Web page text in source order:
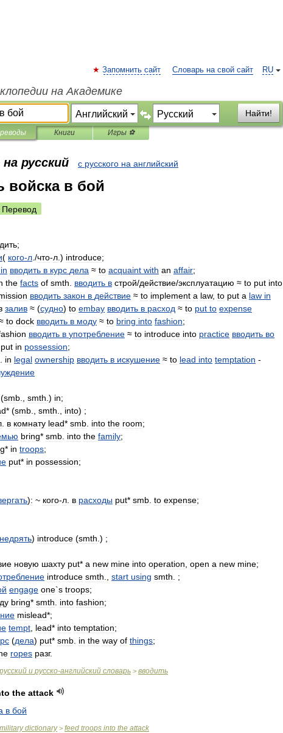
RU
Запомнить сайт Словарь на свой сайт
на Академике
Найти!
Книги Игры ⚽
русский с русского на английский
войска в бой
Перевод
;
( кого-л ./что-л .) introduce;
in вводить в курс дела ≈ to acquaint with an affair;
the facts of smth вводить в строй/действие/эксплуатацию ≈ to put into
вводить закон в действие ≈ to implement a law, to put a law in
залив ≈ (судно) to embay вводить в расход ≈ to put to expense
to dock вводить в моду ≈ to bring into fashion;
вводить в употребление ≈ to introduce into practice вводить во
put in possession;
in legal ownership вводить в искушение ≈ to lead into temptation -
smb smth .) in;
* (smb smth into) ;
в комнату lead* smb into the room;
bring* smb into the family;
* in troops;
put* in possession;
): ~ кого-л в расходы put* smb to expense;
) introduce (smth .) ;
новую шахту put* a new mine into operation open a new mine;
introduce smth start using smth . ;
engage one`s troops;
bring* smth into fashion;
mislead*;
tempt lead* into temptation;
(дела) put* smb in the way of things;
ropes разг.
русский и русско-английский словарь > вводить
the attack
в бой
military dictionary> feed troops into the attack